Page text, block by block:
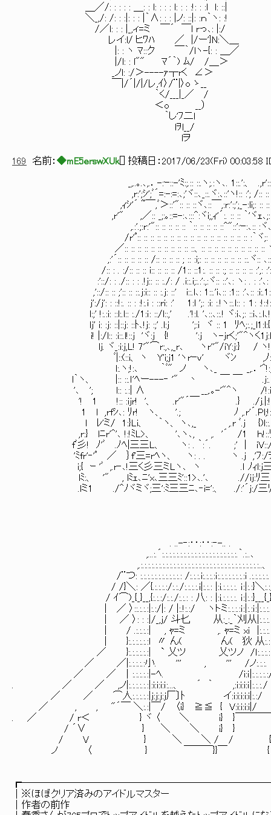
＿／/: : : : : ＿: : l: : : : l: : : :!: : :l l: ::|
＼_,/: /: : :|: : : |｀∧: : : |ノ: ::|: :ｎ｀ヽ: :!
/／l: : : |_,ィ=ミ ￣´ ￣l rっ､: |:/
レイ:l/ ヒﾜﾊ ／ |/ー'}N:＼＿
|: : ヽ ﾏ::ク ￣｀/lヽ-{: : ＿／
|/l: : l"" ﾏ´｀) ﾑ/ /＿＞
_ノl: :/＞----ｧ┬rく ∠＞
￣|/´|/|/レ,ｲ〉/¨|〉o ゝ__
｀く/___|_／ /
＜o __）
｀し'ﾌ二l
lｦl__/
lヲ
169 名前： ◆mE5erswXUk[ ] 投稿日： 2017/06/23(Fri) 00:03:58
_,..｡.､,.．-:ｰ::-'ﾐ:;.:: ::.ヽ;.:ヽ､. 1::.':、 .,r'::
,r:';ｼ';ﾞ´=:-:=:､;'ヾ::､_::.ヾ:､::'ヽ!:: :'; /:: ::
,ｨｼ'´ ~￣,ﾞ＞::'":: :: ::ヾ､::￣,:r:':;';_-:li;: :: :: j
,r'" ,／:: _;:｡::=-:､:::^:ヾi;,ｨ'´:. :: :: ｀'ヾｪ､
,.:'.;:r:'":: :: :: :: :: ｀:: :: :: :: ::^"::':ｰ:､:: :ヾ､
/r'ﾟ:: :: :: :: :: :: :: :: :: :: :: :: :: :: :: :: :: :｀ヾ;: ヽ
／:: :: :: :: :: :: :: :: :: :: ::、:: :: :: :: :: :: :: :: :: :: ヽ::
,:'´:: :: :: :: :: /:: :: :: :: ; :: :i;: :: :: :: :: :: :: ::.ヾ:: ､:: :':
/:: : . :/:: :: :: i:: :: :: :: /1:: ::1:. :: :: :; :: :: :: :: :',: :':; ::
:'::/: : ./:: : : .!j:: :: :./: / .i::.i;:.:':,:ヾ:: ::'､: ヽ: . : :'､: :i､
,'::/:: :: ;':: :: ::.j:i:: :: :.j: ::' i::.l､: 1::.'i､:: :1:: :'､:: :i:.1:
j':/j': : ::!:. :: : :!:.i : ::ri: :' 1:l ';: :i: :.!ヽ::.l:: : １: :!::!:
l:;' !:.:i: ::l:.l:: :./1:ｉ: ::/l::,' .'!:l. '､::､::.! ヾ:i､;: ::i､:.l､!:
lj' i: :j: ::|::j: ::ﾄ､!j: :;' .l:j ';:i ヾ :: 1 ﾘﾍ;:.;_l1:l:{: :
i! |:/l:: :i::.l!::j 'ヾ:j {! ':j ヽ-jrく;'"^ヽく
lj. ヾ_:i:j,L! 7'"⌒r:,､,_r､ ヽr''"/iY:j:} / ヽ!:ﾞ:: :ｌ｀ }
ﾞ|::(::i、 ヽ Y'i;j1 'ヽrｰv' ヾﾝ ,ﾉ:i::
l:.ヽ;!:､ ｀ﾞ" ノ ヽ､_ _,.．'^!:j:: :l_
l｀ヽ、 |:: ::.ｌ'ﾍー---‐ '" 丶 ￣ ￣ .j:.l::.:i
'､ '; l:: :.:| ∧ __,.｡-'"^ヽ /!:i: :ｉ
'! 1 !:: :ijr! '、 .r'"´￣ .} ./j.|:!:.:j三
1 l ,rfｼ､: ﾘr! ヽ、 '.; ﾉ ,.r'´.Pl;!::.j
l ﾚ'ミ/ 1:}Li、 ｀ヽ、 ヽ､,_ ,.r ﾞ.j {)l::.:;'
,r:} lﾆr'^'､ !:!ﾐL>、 '､ヽ､, ,. '´ /1 ｈ!::ﾘ､
fﾞ彡! ﾉ'ﾞ .ﾉﾍ|三三L、 ヽ: . ｀:´. ;' | iV::/ﾘ
'ﾐfr'‐'ﾟ ／ ｝f'三=rﾍヽ、 ヽ: . . ヽ .j ,'ﾌ:/ｦl
i;{ ｰ 'ﾞ ,.r‐､!三く彡三ミLヽ､ ヽ .ｌ ﾉｨl:j三
lﾐ:、 '" , lﾐｪ､ﾆ'x､三三ﾐ'::1>､.'､ .//ij:ﾘ三:i
.lミ1 ./^ﾉヾミヾ;三':ﾐ三三ﾆ､‐i=':、 ./:'´j:/三ﾘ
. ..-‐:‥:‥:‐-.. .
,...:.´:.:.:.:.:.:.:.:.:.:.:.:.:.:.:.:.:.:.:.:.:.｀.:..､
,.:.:.:.:.:.:.:.:.:.:.:.:.:.:.:.:.:.:.:.:.:.:.:.:.:.:.:.:.:.:.:.:.:..、
/¨つ: :.:.:.:.:.:.:.:.:.:.:.: /:.:.:.i:.:.:.:ｉ:.:.:.:.:.:.:.:i .:.:.:.:.:.
/ /}＼: ／{.:.:.:.:/:.:./:.:.:.:.i|:.:.: |:i.:.:.:.:. ｉ:|:.:}＼
/ ｲ⌒)_{_}__,{:.:.:/:.:./:.:.: : 八: : |:i.:.:.:.:. ｉ
| ／ 〉::.:.:.:|:.:/|: / |:.!:.:/ ヽトミ:.:.:.:ｉ:|:.:ｉ
| ／ 〉: : :|/_,j/ 斗匕 从:_:_｀刈从
| / .:.:.:.:| , ｬ=ミ ,. ｬ=ミ xｉ |:.:.:.:.| ……け
| }:.:.:.:.:.:l 〃 ん( ん( 狄 从
／ }:.:.:.:.:.:| ` 乂ツ 乂ツノ /ｌ
／ ／|:.:.:.:.:小. ''' , ''' /ノ:.:.:.
／ ／ ｜:.:.:.:.:|-ﾍ. /i:ｉ|:.:.:.:.:
. ／ ／ ,ノ|:.:.:.:.:.:|:i:i:i:ｉ:...、 ´ ｀ ,:i:i:i:ｉ|:.:.:./
／ ／ ⌒人:.:.:.:.:|j:j:j:j厂〕ﾄ イ:i:i:i:i:i|:.:/
／ , , "´￣ ＼:.:|￣/ 〈i} ≧≦ { V:i:i:i:i|/
. ／ / r＜ } ヾ 〈 ＼ i} }￣￣￣￣{
/ ´∨ } ＼ ＼ i} } {
/ V } ＼ ＼ / / {
ノ 〈 } ￣￣￣}}￣
│※ほぼクリア済みのアイドルマ
│作者の前